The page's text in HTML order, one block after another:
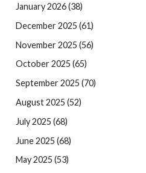
January 2026 (38)
December 2025 (61)
November 2025 (56)
October 2025 (65)
September 2025 (70)
August 2025 (52)
July 2025 (68)
June 2025 (68)
May 2025 (53)